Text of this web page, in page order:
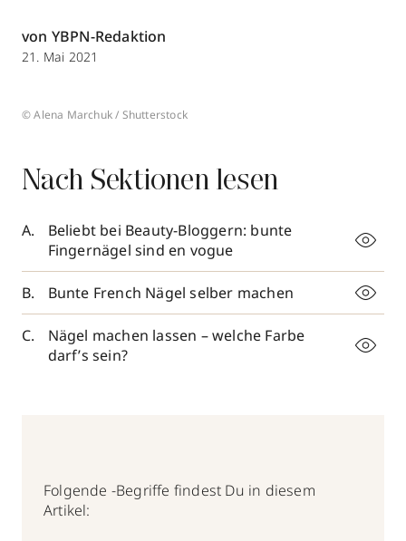
von YBPN-Redaktion
21. Mai 2021
© Alena Marchuk / Shutterstock
Nach Sektionen lesen
Beliebt bei Beauty-Bloggern: bunte
Fingernägel sind en vogue
Bunte French Nägel selber machen
Nägel machen lassen – welche Farbe
darf’s sein?
Folgende -Begriffe findest Du in diesem
Artikel: